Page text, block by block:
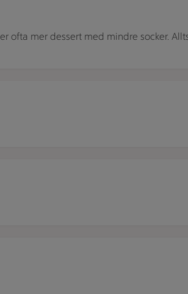
ofta mer dessert med mindre socker.